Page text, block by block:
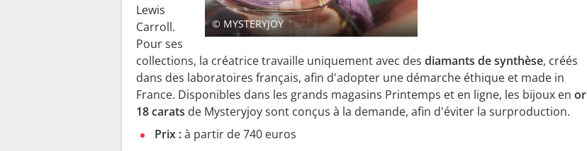
© MYSTERYJOY
Lewis
Carroll.
Pour ses
collections, la créatrice travaille uniquement avec des diamants de synthèse, créés
dans des laboratoires français, afin d'adopter une démarche éthique et made in
France. Disponibles dans les grands magasins Printemps et en ligne, les bijoux en or
18 carats de Mysteryjoy sont conçus à la demande, afin d'éviter la surproduction.
Prix :à partir de 740 euros